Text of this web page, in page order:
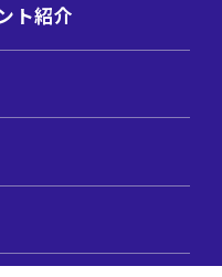
ト紹介